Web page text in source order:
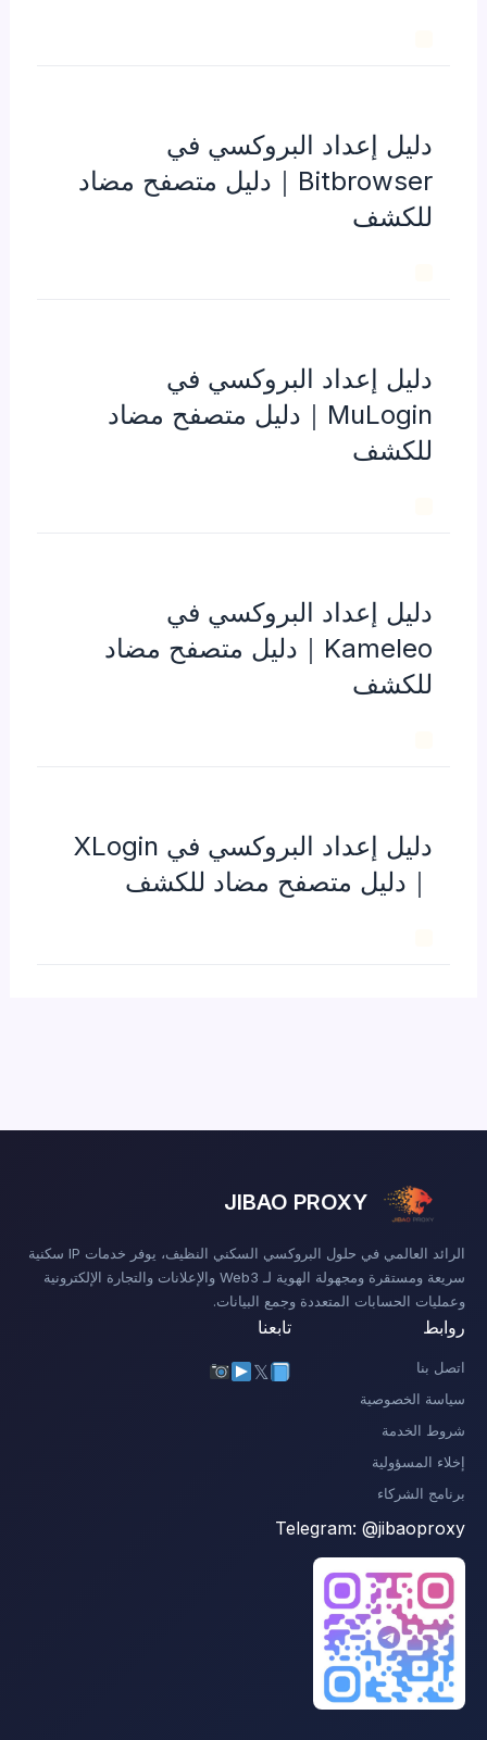
دليل إعداد البروكسي في
Bitbrowser｜دليل متصفح مضاد
للكشف
دليل إعداد البروكسي في
MuLogin｜دليل متصفح مضاد
للكشف
دليل إعداد البروكسي في
Kameleo｜دليل متصفح مضاد
للكشف
دليل إعداد البروكسي في XLogin
｜دليل متصفح مضاد للكشف
JIBAO PROXY
الرائد العالمي في حلول البروكسي السكني النظيف، يوفر خدمات IP سكنية
سريعة ومستقرة ومجهولة الهوية لـ Web3 والإعلانات والتجارة الإلكترونية
وعمليات الحسابات المتعددة وجمع البيانات.
روابط
اتصل بنا
سياسة الخصوصية
شروط الخدمة
إخلاء المسؤولية
برنامج الشركاء
تابعنا
𝕏
Telegram: @jibaoproxy